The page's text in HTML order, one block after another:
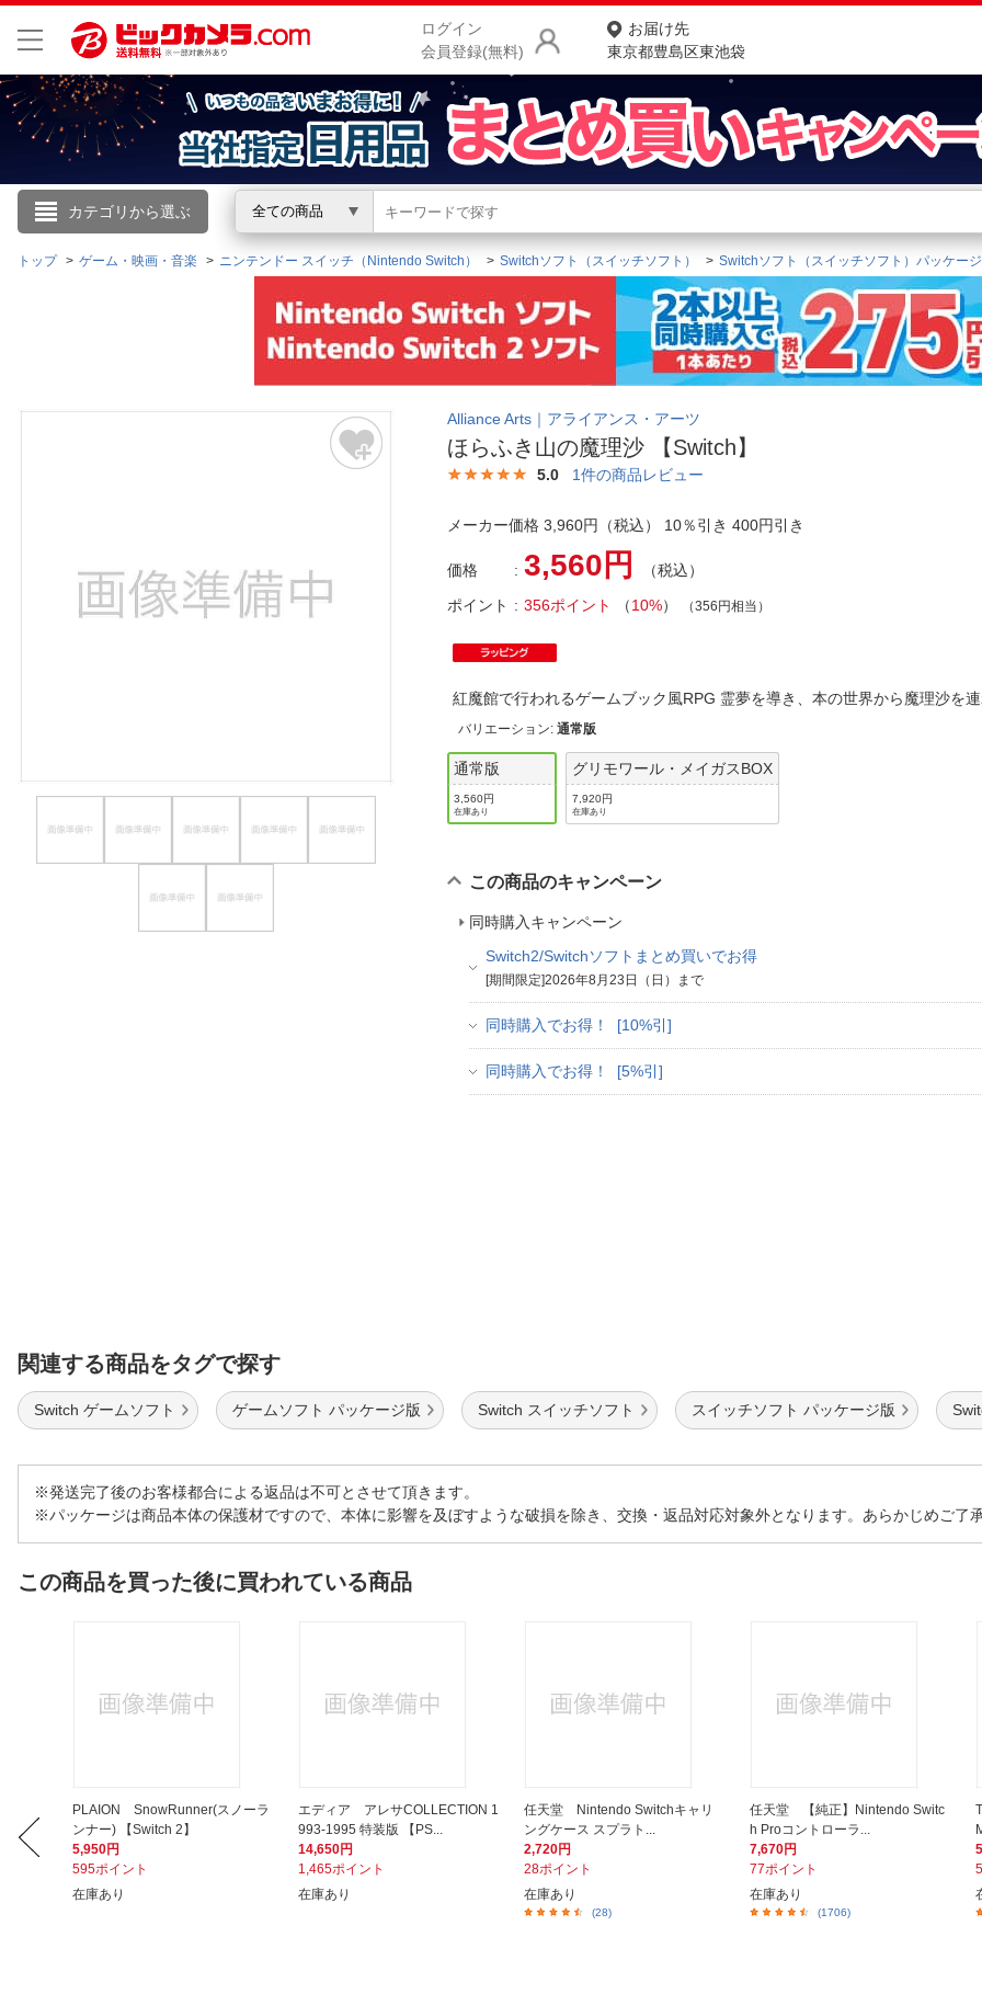
ログイン
会員登録(無料)
お届け先
東京都豊島区東池袋
カテゴリから選ぶ 全ての商品
こんにちは
ログイン
新規会員登録
会員メニュー
商品をさがす
ランキングからさがす
カテゴリ一覧からさがす
お客様サポート
ご利用ガイド
ご利用規約
トップ ゲーム・映画・音楽 ニンテンドー スイッチ（Nintendo Switch） Switchソフト（スイッチソフト） Switchソフト（スイッチソフト）パッケー
Alliance Arts｜アライアンス・アーツ
ほらふき山の魔理沙 【Switch】
5.0 1件の商品レビュー
メーカー価格 3,960円（税込） 10％引き 400円引き
価格 3,560円
（税込）
ポイント
356ポイント （10%） （356円相当）
紅魔館で行われるゲームブック風RPG 霊夢を導き、本の世界から魔理沙
バリエーション:通常版
通常版
3,560円
在庫あり
グリモワール・メイガスBOX
7,920円
在庫あり
この商品のキャンペーン
同時購入キャンペーン
Switch2/Switchソフトまとめ買いでお得
[期間限定]2026年8月23日（日）まで
同時購入でお得！ [10%引]
同時購入でお得！ [5%引]
関連する商品をタグで探す
Switch ゲームソフト ゲームソフト パッケージ版 Switch スイッチソフト スイッチソフト パッケージ版
※発送完了後のお客様都合による返品は不可とさせて頂きます。
※パッケージは商品本体の保護材ですので、本体に影響を及ぼすような破損を除き、交換・返品対応対象外となります。あらかじめご了承
この商品を買った後に買われている商品
PLAION SnowRunner(スノーラ
ンナー) 【Switch 2】
5,950円
595ポイント
在庫あり
エディア アレサCOLLECTION 1
993-1995 特装版 【PS...
14,650円
1,465ポイント
在庫あり
任天堂 Nintendo Switchキャリ
ングケース スプラト...
2,720円
28ポイント
在庫あり
(28)
任天堂 【純正】Nintendo Switc
h Proコントローラ...
7,670円
77ポイント
在庫あり
(1706)